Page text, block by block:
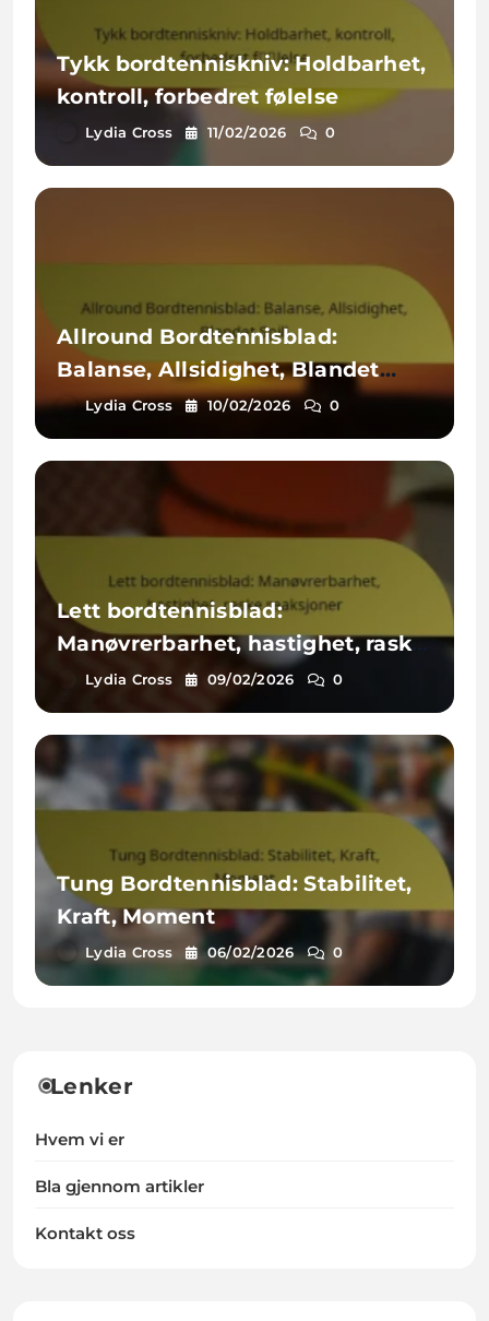
Tykk bordtenniskniv: Holdbarhet,
kontroll, forbedret følelse
Lydia Cross 11/02/2026 0
Allround Bordtennisblad:
Balanse, Allsidighet, Blandet
SpillLydia Cross 10/02/2026 0
Lett bordtennisblad:
Manøvrerbarhet, hastighet, raske
reaksjoner
Lydia Cross 09/02/2026 0
Tung Bordtennisblad: Stabilitet,
Kraft, Moment
Lydia Cross 06/02/2026 0
Lenker
Hvem vi er
Bla gjennom artikler
Kontakt oss